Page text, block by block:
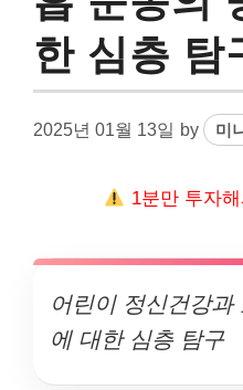
한 심층 탐
2025년 01월 13일 by 미
1분만 투자
어린이 정신건강
에 대한 심층 탐구